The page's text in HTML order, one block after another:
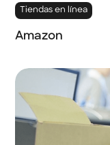
Tiendas en línea
Amazon